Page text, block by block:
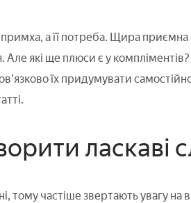
а її потреба. Щира приємна
які ще плюси є у
їх придумувати
ласкаві
тому частіше звертають увагу